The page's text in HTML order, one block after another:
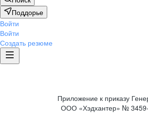
Поддорье
Войти
Войти
Создать резюме
Приложение к приказу
ООО «Хэдхантер» №